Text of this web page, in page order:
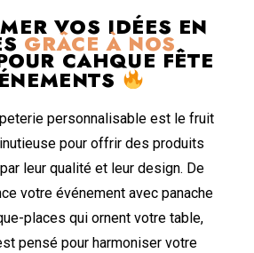
VOS IDÉES EN
GRÂCE À NOS
CAHQUE FÊTE
personnalisable est le fruit
pour offrir des produits
leur qualité et leur design. De
votre événement avec panache
places qui ornent votre table,
pensé pour harmoniser votre